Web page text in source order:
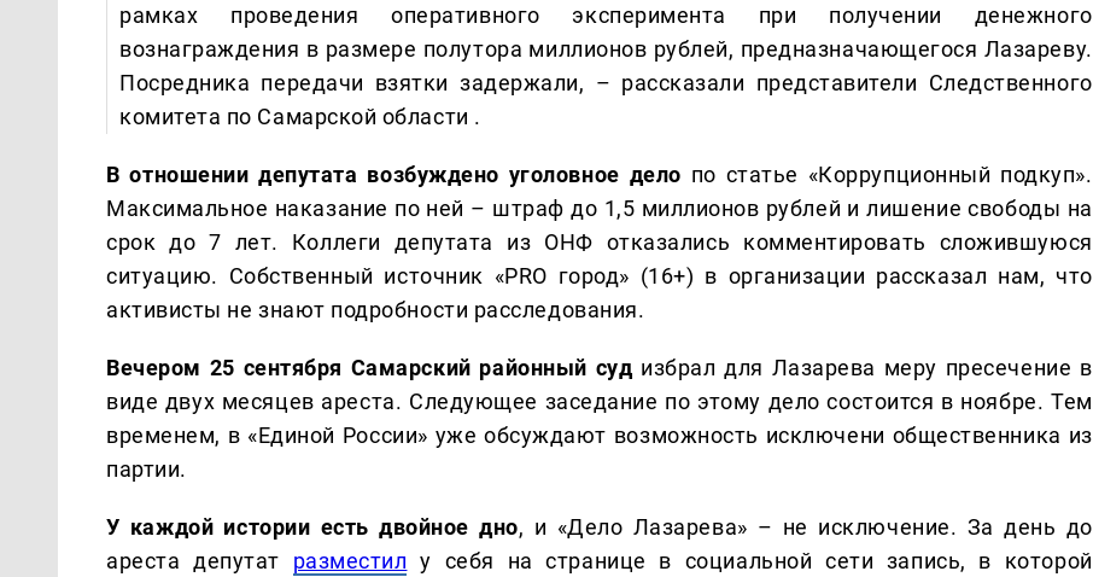
рамках проведения оперативного эксперимента при получении денежного
вознаграждения в размере полутора миллионов рублей, предназначающегося Лазареву.
Посредника передачи взятки задержали, – рассказали представители Следственного
комитета по Самарской области .
В отношении депутата возбуждено уголовное дело по статье «Коррупционный подкуп».
Максимальное наказание по ней – штраф до 1,5 миллионов рублей и лишение свободы на
срок до 7 лет. Коллеги депутата из ОНФ отказались комментировать сложившуюся
ситуацию. Собственный источник «PRO город» (16+) в организации рассказал нам, что
активисты не знают подробности расследования.
Вечером 25 сентября Самарский районный суд избрал для Лазарева меру пресечение в
виде двух месяцев ареста. Следующее заседание по этому дело состоится в ноябре. Тем
временем, в «Единой России» уже обсуждают возможность исключени общественника из
партии.
У каждой истории есть двойное дно, и «Дело Лазарева» – не исключение. За день до
ареста депутат разместил у себя на странице в социальной сети запись, в которой